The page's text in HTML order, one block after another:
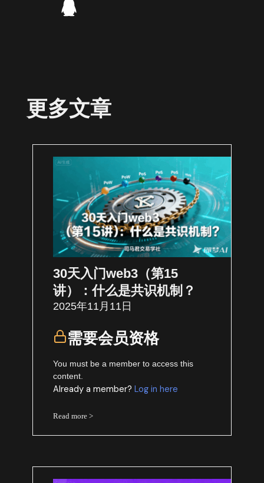
更多文章
30天入门web3（第15
讲）：什么是共识机制？
2025年11月11日
需要会员资格
You must be a member to access this
content.
Already a member?Log in here
Read more >